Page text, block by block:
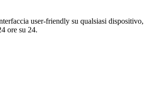
user-friendly su qualsiasi dispositivo,
ore su 24.